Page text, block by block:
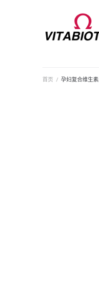
首页 / 孕妇复合维生